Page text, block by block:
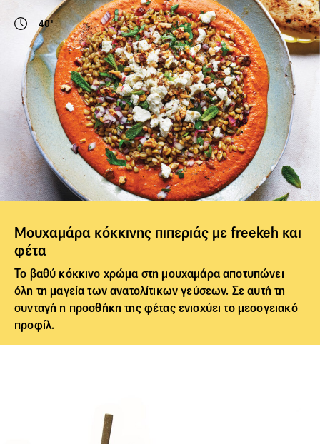
40'
Μουχαμάρα κόκκινης πιπεριάς µε freekeh και
φέτα
Το βαθύ κόκκινο χρώμα στη μουχαμάρααποτυπώνει
όλη τη μαγεία των ανατολίτικων γεύσεων. Σε αυτή τη
συνταγή η προσθήκη της φέτας ενισχύει το μεσογειακό
προφίλ.